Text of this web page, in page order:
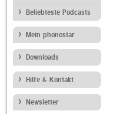
Beliebteste Podcasts
Mein phonostar
Downloads
Hilfe & Kontakt
Newsletter